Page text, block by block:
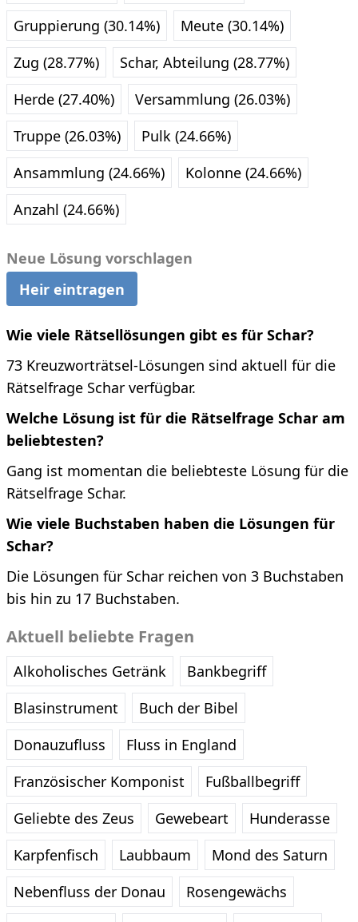
Gruppierung (30.14%)
Meute (30.14%)
Zug (28.77%)
Schar, Abteilung (28.77%)
Herde (27.40%)
Versammlung (26.03%)
Truppe (26.03%)
Pulk (24.66%)
Ansammlung (24.66%)
Kolonne (24.66%)
Anzahl (24.66%)
Neue Lösung vorschlagen
Heir eintragen
Wie viele Rätsellösungen gibt es für Schar?
73 Kreuzworträtsel-Lösungen sind aktuell für die
Rätselfrage Schar verfügbar.
Welche Lösung ist für die Rätselfrage Schar am
beliebtesten?
Gang ist momentan die beliebteste Lösung für die
Rätselfrage Schar.
Wie viele Buchstaben haben die Lösungen für
Schar?
Die Lösungen für Schar reichen von 3 Buchstaben
bis hin zu 17 Buchstaben.
Aktuell beliebte Fragen
Alkoholisches Getränk
Bankbegriff
Blasinstrument
Buch der Bibel
Donauzufluss
Fluss in England
Französischer Komponist
Fußballbegriff
Geliebte des Zeus
Gewebeart
Hunderasse
Karpfenfisch
Laubbaum
Mond des Saturn
Nebenfluss der Donau
Rosengewächs